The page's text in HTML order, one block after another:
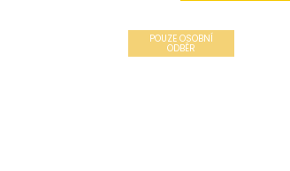
POUZE OSOBNÍ
ODBĚR